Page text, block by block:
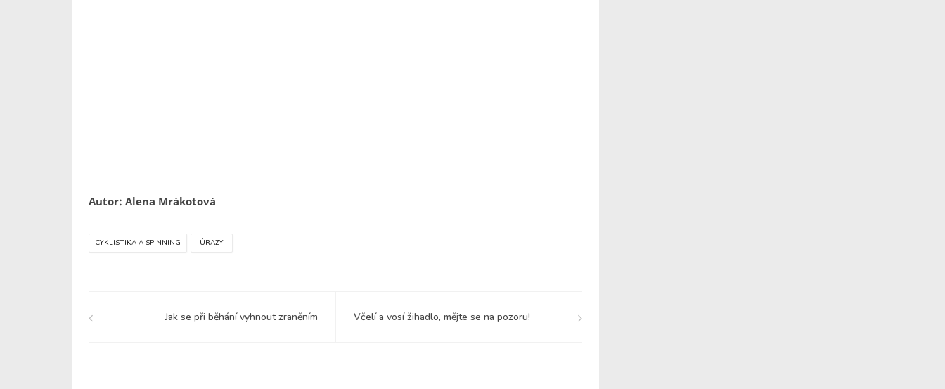
Autor: Alena Mrákotová
CYKLISTIKA A SPINNING ÚRAZY
Jak se při běhání vyhnout zraněním Včelí a vosí žihadlo, mějte se na pozoru!